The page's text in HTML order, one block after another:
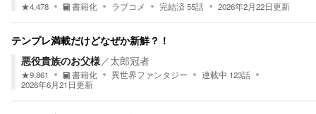
★4,478 書籍化 ラブコメ 完結済 55話 2026年2月22日更新
テンプレ満載だけどなぜか新鮮？！
悪役貴族のお父様／太郎冠者
★9,861 書籍化 異世界ファンタジー 連載中 123話
2026年6月21日更新